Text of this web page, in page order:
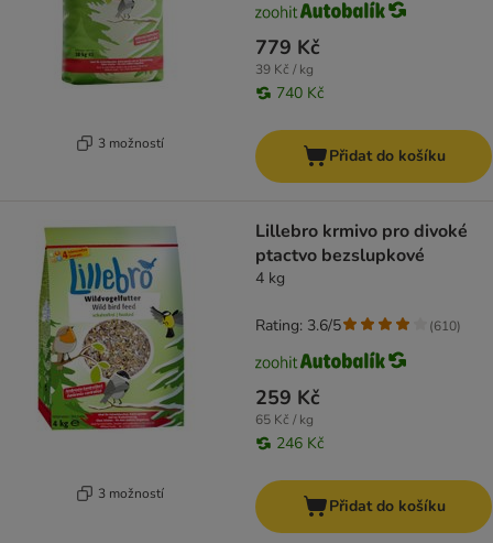
3 možností
779 Kč
39 Kč / kg
740 Kč
Přidat do košíku
3 možností
Lillebro krmivo pro divoké
ptactvo bezslupkové
4 kg
259 Kč
65 Kč / kg
246 Kč
Rating: 3.6/5 (610)
Přidat do košíku